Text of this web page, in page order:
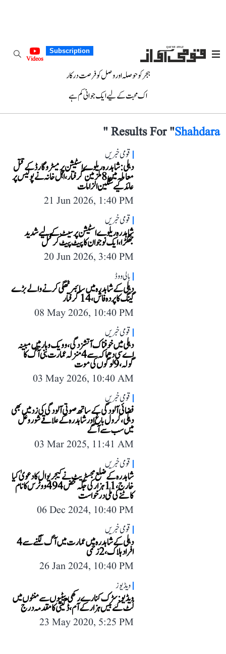
Subscription
Videos
ہجر کو حوصلہ اور وصل کو فرصت درکار
اک محبت کے لیے ایک جوانی کم ہے
Results For "Shahdara
"
قومی خبریں
دہلی: شاہدرہ ریلوے اسٹیشن پر میٹرو گارڈ کے قتل
معاملہ میں 8 ملزمین گرفتار، اہل خانہ نے پولیس پر
عائد کیے سنگین الزامات
21 Jun 2026, 1:40 PM
قومی خبریں
شاہدرہ ریلوے اسٹیشن پر سیٹ کے لیے شدید
جھگڑا، ایک نوجوان کا پیٹ پیٹ کر قتل
20 Jun 2026, 3:40 PM
بالی ووڈ
دہلی کے شاہدرہ میں سائبر ٹھگی کرنے والے بڑے
گینگ کا پردہ فاش، 14 گرفتار
08 May 2026, 10:40 PM
قومی خبریں
دہلی میں خوفناک آتشزدگی، وویک وہار میں مبینہ
اے سی دھماکہ سے 4 منزلہ عمارت بنی آگ کا
گولہ، 9 لوگوں کی موت
03 May 2026, 10:40 AM
قومی خبریں
فضائی آلودگی کے ساتھ صوتی آلودگی کی زد میں بھی
دہلی، کرول باغ اور شاہدرہ کے علاقے شور وغل
میں سب سے آگے
03 Mar 2025, 11:41 AM
قومی خبریں
شاہدرہ کے ضلع مجسٹریٹ نے کیجریوال کا دعویٰ کیا
خارج، 11 ہزار کی جگہ محض 494 ووٹرس کا نام
کاٹنے کی ملی درخواست
06 Dec 2024, 10:40 PM
قومی خبریں
دہلی کے شاہدرہ میں عمارت میں آگ لگنے سے 4
افراد ہلاک، 2 زخمی
26 Jan 2024, 10:40 PM
ویڈیوز
ویڈیو: سڑک کنارے رکھی پیٹیوں سے منٹوں میں
لُٹ گئے بیس ہزار کے آم، ڈکیتی کا مقدمہ درج
23 May 2020, 5:25 PM